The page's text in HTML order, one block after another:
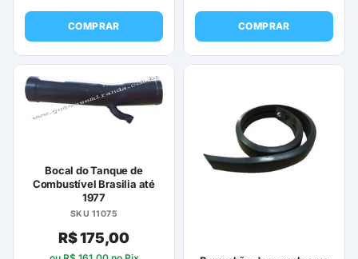
COMPRAR COMPRAR
Bocal do Tanque de
Combustível Brasilia até
1977
SKU 11075
R$175,00